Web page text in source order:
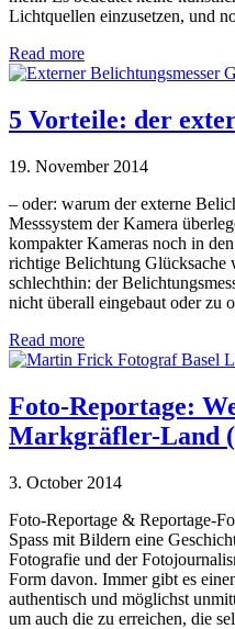
Lichtquellen einzusetzen, und
Read more
5 Vorteile: der
19. November 2014
– oder: warum der externe
Messsystem der Kamera
kompakter Kameras noch in
richtige Belichtung
schlechthin: der
nicht überall eingebaut oder zu
Read more
Foto-Reportage:
Markgräfler-Land
3. October 2014
Foto-Reportage & Reportage-
Spass mit Bildern eine
Fotografie und der
Form davon. Immer gibt es
authentisch und möglichst
um auch die zu erreichen, die